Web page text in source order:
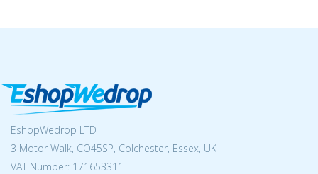
EshopWedrop LTD
3 Motor Walk, CO45SP, Colchester, Essex, UK
VAT Number: 171653311